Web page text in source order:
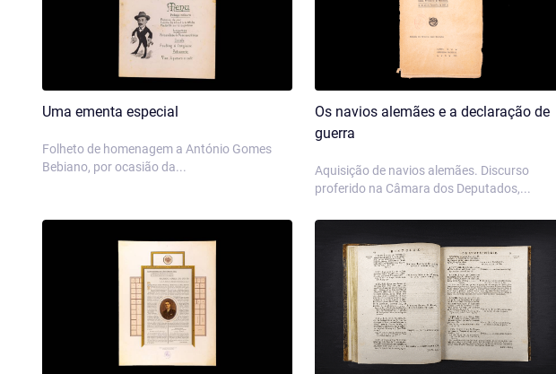
Uma ementa especial
Folheto de homenagem a António Gomes
Bebiano, por ocasião da...
Os navios alemães e a declaração de
guerra
Aquisição de navios alemães. Discurso
proferido na Câmara dos Deputados,...